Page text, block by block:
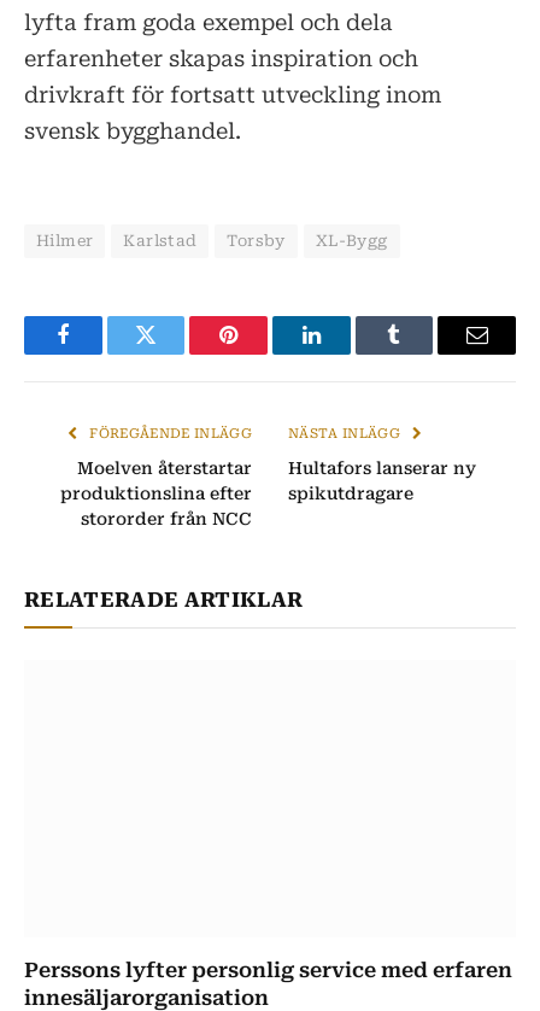
lyfta fram goda exempel och dela
erfarenheter skapas inspiration och
drivkraft för fortsatt utveckling inom
svensk bygghandel.
Hilmer Karlstad Torsby XL-Bygg
FacebookTwitter Pinterest LinkedInTumblr
E-
FÖREGÅENDE INLÄGG
Moelven återstartar
produktionslina efter
stororder från NCC
NÄSTA INLÄGG
Hultafors lanserar ny
spikutdragare
RELATERADE ARTIKLAR
Perssons lyfter personlig service med erfaren
innesäljarorganisation